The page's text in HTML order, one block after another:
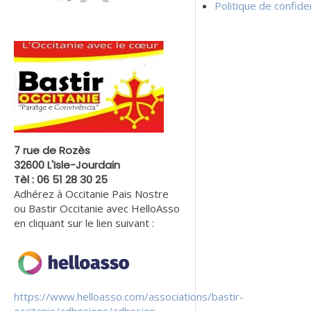
7 rue de Rozès
32600 L'Isle-Jourdain
Tèl : 06 51 28 30 25
Adhérez à Occitanie Pais Nostre
ou Bastir Occitanie avec HelloAsso
en cliquant sur le lien suivant :
https://www.helloasso.com/associations/bastir-
Politique de